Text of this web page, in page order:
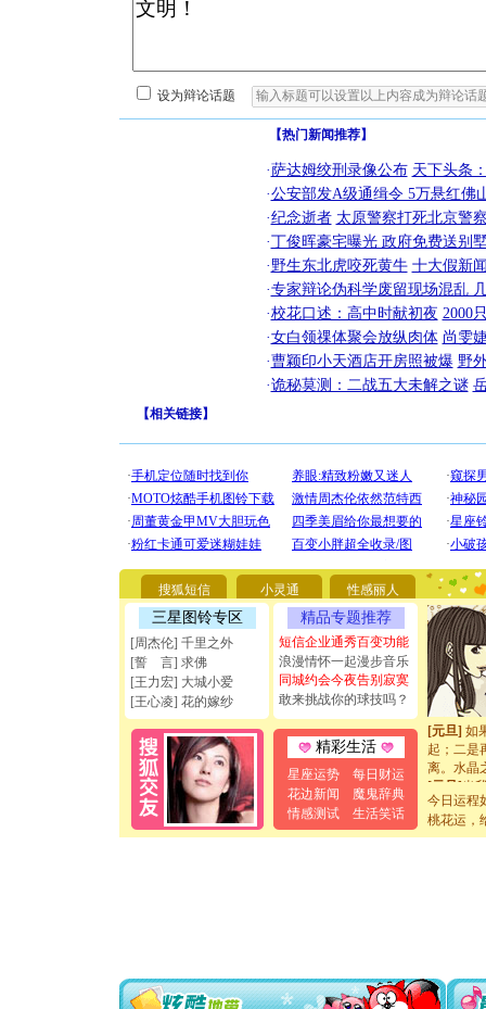
设为辩论话题
【热门新闻推荐】
·萨达姆绞刑录像公布 天下头条
·公安部发A级通缉令 5万悬红佛
·纪念逝者 太原警察打死北京警
·丁俊晖豪宅曝光 政府免费送别
·野生东北虎咬死黄牛 十大假新
·专家辩论伪科学废留现场混乱
·校花口述：高中时献初夜 2000
·女白领祼体聚会放纵肉体 尚雯
·曹颖印小天酒店开房照被爆 野
·诡秘莫测：二战五大未解之谜
【相关链接】
搜狐短信 小灵通 性感丽人
三星图铃专区
[周杰伦] 千里之外
[誓 言] 求佛
[王力宏] 大城小爱
[王心凌] 花的嫁纱
精品专题推荐
短信企业通秀百变功能
浪漫情怀一起漫步音乐
同城约会今夜告别寂寞
敢来挑战你的球技吗？
精彩生活
星座运势
每日财运
花边新闻
魔鬼辞典
情感测试
生活笑话
[圣诞节]
你太多
[圣诞节]
能正大
天都要快
[圣诞节]
如意,快
[元旦]看
断电。爱
你是我专
[元旦] 如
起；二是
离。水晶
[元旦] 当
泣，这痛
卖了。水
要平安！
[圣诞节]
今日运程
桃花运，